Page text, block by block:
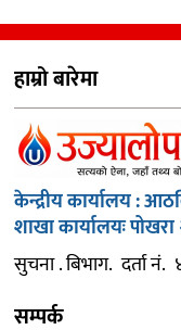
हाम्रो बारेमा
केन्द्रीय कार्यालय :
शाखा कार्यालयः
सुचना . बिभाग. दर्ता
सम्पर्क